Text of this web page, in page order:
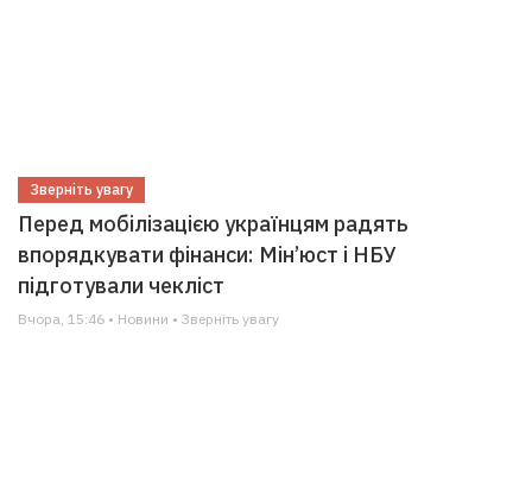
Зверніть увагу
Перед мобілізацією українцям радять
впорядкувати фінанси: Мін’юст і НБУ
підготували чекліст
Вчора, 15:46 • Новини • Зверніть увагу